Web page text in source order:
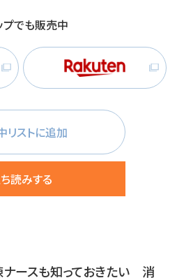
プでも販売中
リストに追加
読みする
ナースも知っておきたい 消